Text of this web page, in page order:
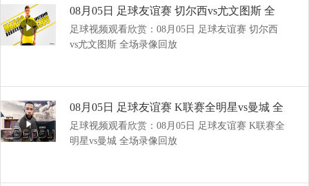
08月05日 足球友谊赛 切尔西vs尤文图斯 全
场录像回放
足球视频观看欣赏：08月05日 足球友谊赛 切尔西
vs尤文图斯 全场录像回放
08月05日 足球友谊赛 K联赛全明星vs曼城 全
场录像回放
足球视频观看欣赏：08月05日 足球友谊赛 K联赛全
明星vs曼城 全场录像回放